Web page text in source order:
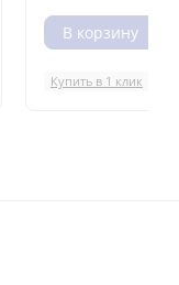
В корзину
Купить в 1 клик